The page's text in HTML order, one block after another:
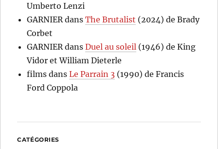
Umberto Lenzi
GARNIER dansThe Brutalist (2024) de Brady
Corbet
GARNIER dansDuel au soleil (1946) de King
Vidor et William Dieterle
films dansLe Parrain 3 (1990) de Francis
Ford Coppola
CATÉGORIES